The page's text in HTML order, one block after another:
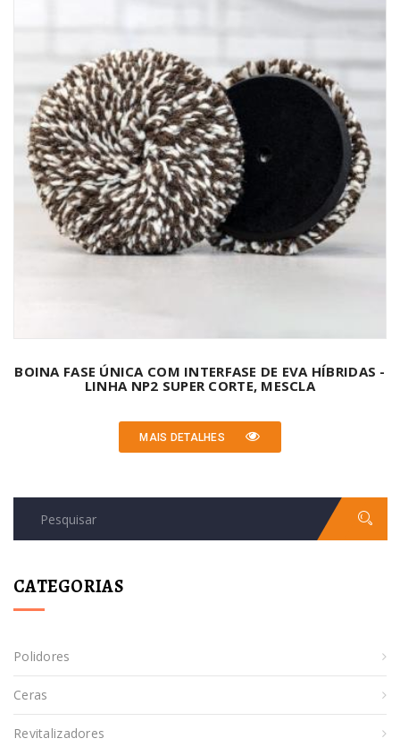
BOINA FASE ÚNICA COM INTERFASE DE EVA HÍBRIDAS -
LINHA NP2 SUPER CORTE, MESCLA
MAIS DETALHES
CATEGORIAS
Polidores
Ceras
Revitalizadores